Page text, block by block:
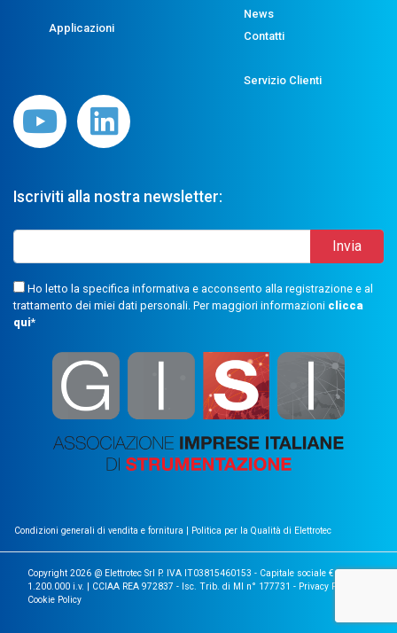
Applicazioni
News
Contatti
Servizio Clienti
Iscriviti alla nostra newsletter:
Ho letto la specifica informativa e acconsento alla registrazione e al
trattamento dei miei dati personali. Per maggiori informazioni clicca
qui*
Condizioni generali di vendita e fornitura Politica per la Qualità di Elettrotec
Copyright 2026 @ Elettrotec Srl P. IVA IT03815460153 - Capitale sociale €
1.200.000 i.v. | CCIAA REA 972837 - Isc. Trib. di MI n° 177731 - Privacy Policy
Cookie Policy